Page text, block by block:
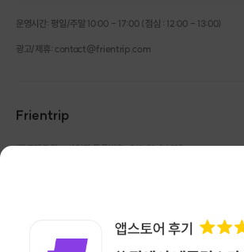
운영시간: 평일/주말 10:00 - 17:00 (점심 : 12:00 - 13:00)
광고/제휴: contact@frientrip.com
Frientrip
㈜프렌트립 | 사업자 등록번호 : 261-81-04385
대해 ㈜프렌트립은 일체의 책임을 지지 않습니다.
NICEPAY 안전거래 서비스 : 고객님의 안전거래를 위해 현금 결제